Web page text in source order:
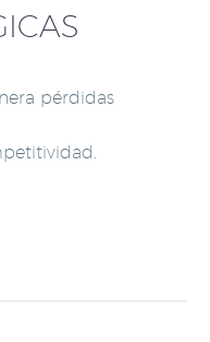
pérdidas